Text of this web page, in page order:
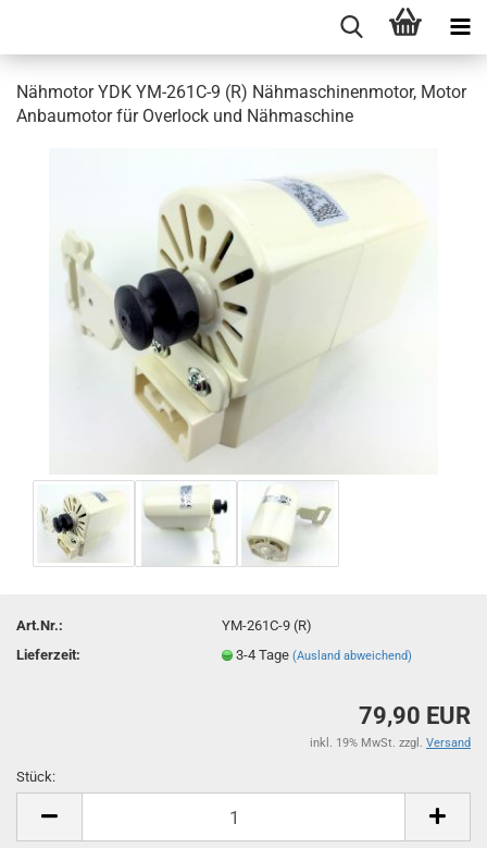
Nähmotor YDK YM-261C-9 (R) Nähmaschinenmotor, Motor
Anbaumotor für Overlock und Nähmaschine
Art.Nr.:
YM-261C-9 (R)
Lieferzeit:
3-4 Tage(Ausland abweichend)
79,90 EUR
inkl. 19% MwSt. zzgl. Versand
Stück: